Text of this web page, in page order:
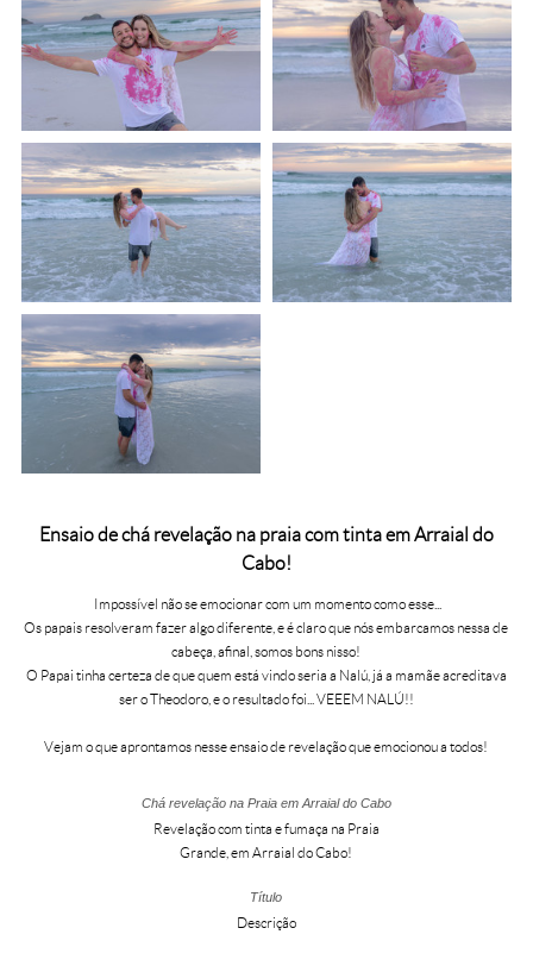
Ensaio de chá revelação na praia com tinta em Arraial do
Cabo!
Impossível não se emocionar com um momento como esse...
Os papais resolveram fazer algo diferente, e é claro que nós embarcamos nessa de
cabeça, afinal, somos bons nisso!
O Papai tinha certeza de que quem está vindo seria a Nalú, já a mamãe acreditava
ser o Theodoro, e o resultado foi... VEEEM NALÚ!!
Vejam o que aprontamos nesse ensaio de revelação que emocionou a todos!
Chá revelação na Praia em Arraial do Cabo
Revelação com tinta e fumaça na Praia
Grande, em Arraial do Cabo!
Título
Descrição